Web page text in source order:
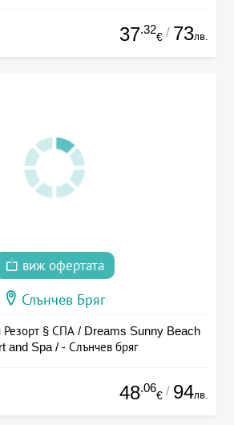
37.32
€ / 73лв.
виж офертата
Слънчев Бряг
Резорт § СПА / Dreams Sunny Beach
and Spa / - Слънчев бряг
48.06
€ / 94лв.